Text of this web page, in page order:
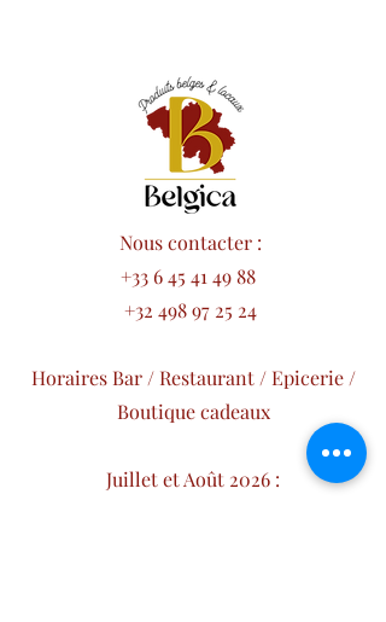
Nous contacter :
+33 6 45 41 49 88
+32 498 97 25 24
Horaires Bar / Restaurant / Epicerie /
Boutique cadeaux
Juillet et Août 2026 :